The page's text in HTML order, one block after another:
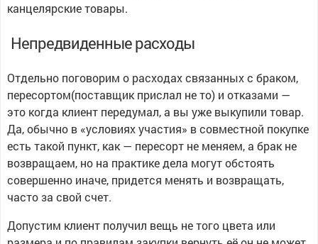
канцелярские товары.
Непредвиденные расходы
Отдельно поговорим о расходах связанных с браком,
пересортом(поставщик прислал не то) и отказами —
это когда клиент передумал, а вы уже выкупили товар.
Да, обычно в «условиях участия» в совместной покупке
есть такой пункт, как — пересорт не меняем, а брак не
возвращаем, но на практике дела могут обстоять
совершенно иначе, придется менять и возвращать,
часто за свой счет.
Допустим клиент получил вещь не того цвета или